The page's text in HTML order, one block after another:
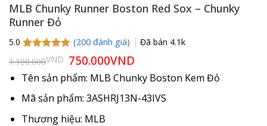
MLB Chunky Runner Boston Red Sox – Chunky
Runner Đỏ
5.0
5.0trên 5
dựa trên
199
đánh giá
(200đánh giá) Đã bán 4.1k
1.100.000VND Giá
gốc
là:
1.100.000VND.
750.000VND
tại
là:
Tên sản phẩm: MLB Chunky Boston Kem Đỏ
Mã sản phẩm: 3ASHRJ13N-43IVS
Thương hiệu: MLB